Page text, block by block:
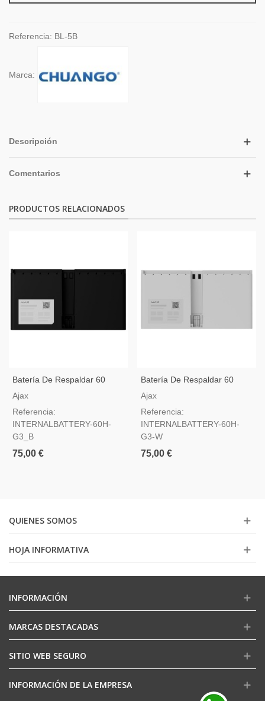
Referencia: BL-5B
Marca:
Descripción
Comentarios
PRODUCTOS RELACIONADOS
Batería De Respaldar 60
Horas Ajax Superior Hub G3
Ajax
Referencia:
INTERNALBATTERY-60H-
G3_B
75,00 €
Batería De Respaldar 60
Horas Ajax Superior Hub G3
Ajax
Referencia:
INTERNALBATTERY-60H-
G3-W
75,00 €
QUIENES SOMOS
HOJA INFORMATIVA
INFORMACIÓN
MARCAS DESTACADAS
SITIO WEB SEGURO
INFORMACIÓN DE LA EMPRESA